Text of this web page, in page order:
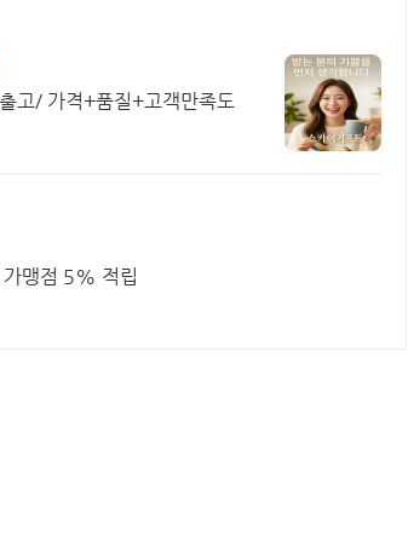
고/ 가격+품질+고객만족도
맹점 5% 적립